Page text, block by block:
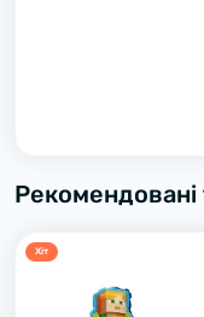
Рекомендовані
Хiт